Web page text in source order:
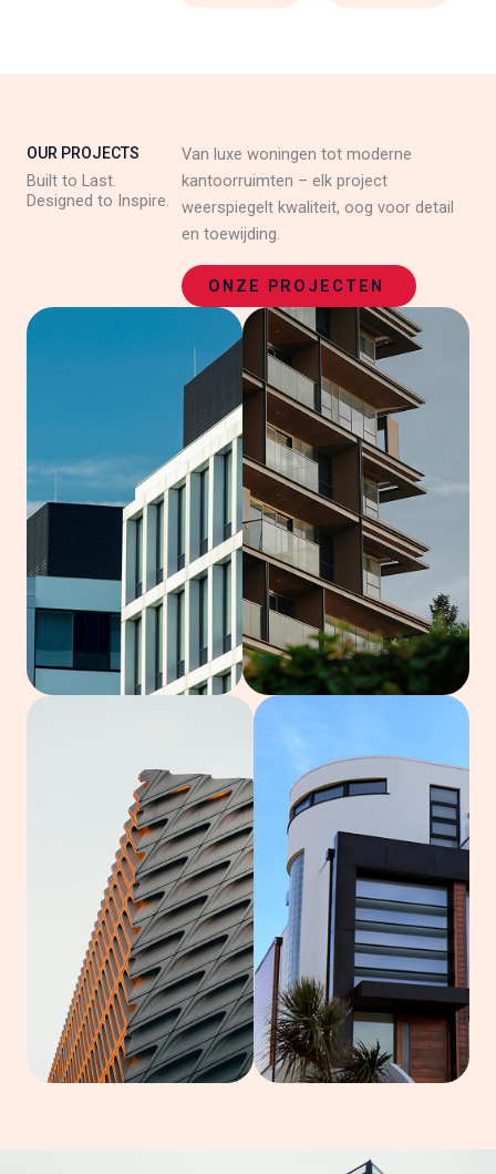
OUR PROJECTS
Built to Last.
Designed to Inspire.
Van luxe woningen tot moderne
kantoorruimten – elk project
weerspiegelt kwaliteit, oog voor detail
en toewijding.
ONZE PROJECTEN